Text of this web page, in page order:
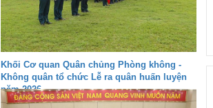
Khối Cơ quan Quân chủng Phòng không -
Không quân tổ chức Lễ ra quân huấn luyện
năm 2026